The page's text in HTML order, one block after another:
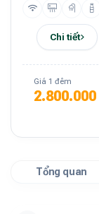
Chi tiết
Giá 1 đêm
Tổng quan